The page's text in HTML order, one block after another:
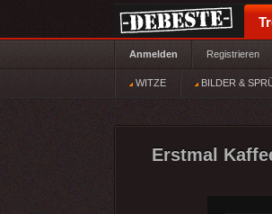
Anmelden Registrieren
WITZE BILDER &
Erstmal